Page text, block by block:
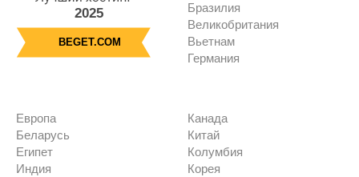
2025
BEGET.COM
Бразилия
Великобритания
Вьетнам
Германия
Европа
Беларусь
Египет
Индия
Канада
Китай
Колумбия
Корея